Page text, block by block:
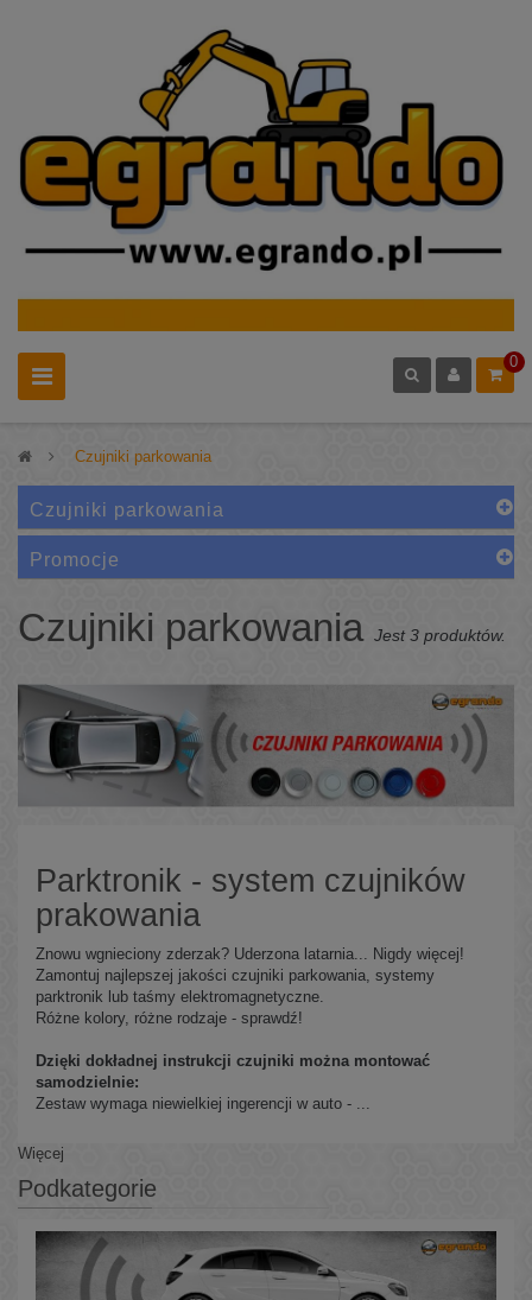
0
> Czujniki parkowania
Czujniki parkowania
Promocje
Czujniki parkowania Jest 3 produktów.
Parktronik - system czujników
prakowania
Znowu wgnieciony zderzak? Uderzona latarnia... Nigdy więcej!
Zamontuj najlepszej jakości czujniki parkowania, systemy
parktronik lub taśmy elektromagnetyczne.
Różne kolory, różne rodzaje - sprawdź!
Dzięki dokładnej instrukcji czujniki można montować
samodzielnie:
Zestaw wymaga niewielkiej ingerencji w auto - ...
Więcej
Podkategorie